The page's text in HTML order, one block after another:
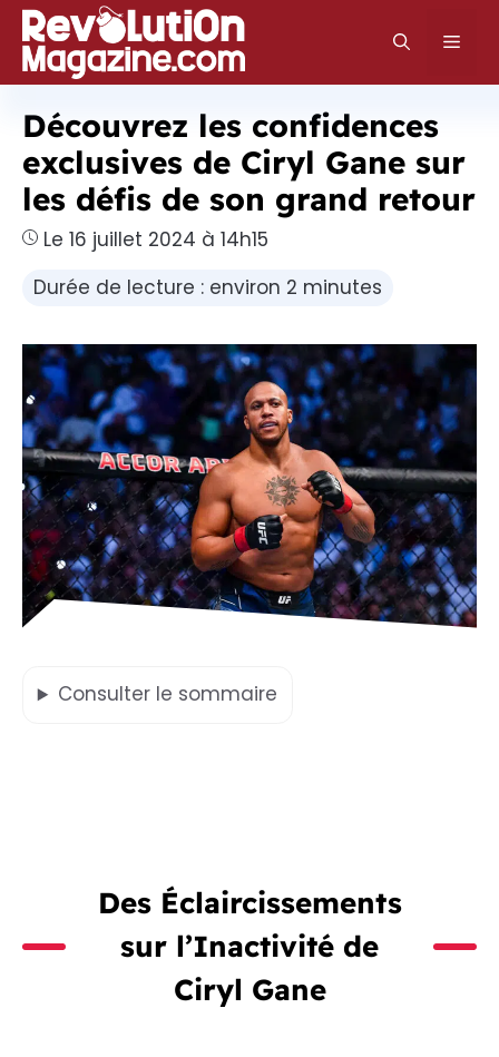
Aller
au
contenu
Découvrez les confidences
exclusives de Ciryl Gane sur
les défis de son grand retour
Le 16 juillet 2024 à 14h15
Durée de lecture : environ 2 minutes
Consulter le sommaire
Des Éclaircissements
sur l’Inactivité de
Ciryl Gane